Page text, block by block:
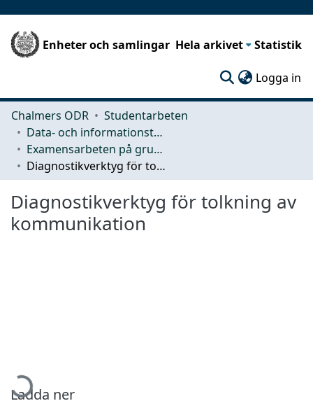
Enheter och samlingar Hela arkivet Statistik
Logga in
Chalmers ODR
Studentarbeten
Data- och informationsteknik (CSE)
Examensarbeten på grundnivå
Diagnostikverktyg för tolkning av kommunikation
Diagnostikverktyg för tolkning av
kommunikation
Hämtar...
Ladda ner